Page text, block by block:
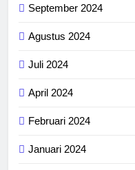
September 2024
Agustus 2024
Juli 2024
April 2024
Februari 2024
Januari 2024